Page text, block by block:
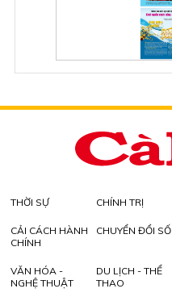
THỜI SỰ CHÍNH TRỊ
CẢI CÁCH HÀNH
CHÍNH
CHUYỂN ĐỔI SỐ
VĂN HÓA -
NGHỆ THUẬT
DU LỊCH - THỂ
THAO